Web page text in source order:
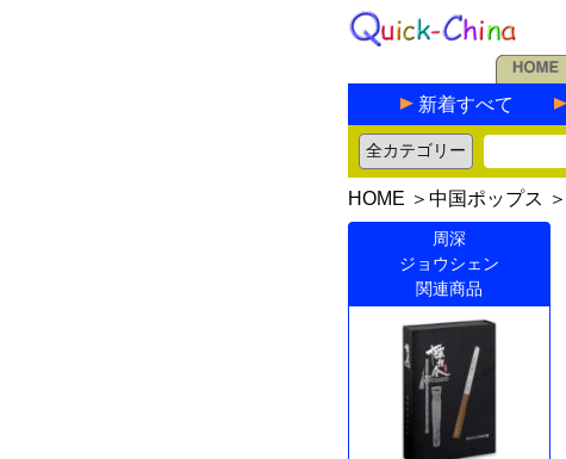
新着すべて
HOME ＞ 中国ポップス ＞
周深
ジョウシェン
関連商品